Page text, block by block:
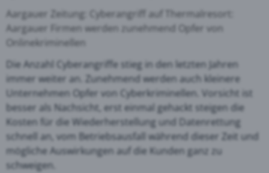
Aargauer Zeitung: Cyberangriff auf Thermalresort:
Aargauer Firmen werden zunehmend Opfer von
Onlinekriminellen
Die Anzahl Cyberangriffe stieg in den letzten Jahren
immer weiter an. Zunehmend werden auch kleinere
Unternehmen Opfer von Cyberkriminellen. Vorsicht ist
besser als Nachsicht, erst einmal gehackt steigen die
Kosten für die Wiederherstellung und Datenrettung
schnell an, vom Betriebsausfall während dieser Zeit und
mögliche Auswirkungen auf die Kunden ganz zu
schweigen.